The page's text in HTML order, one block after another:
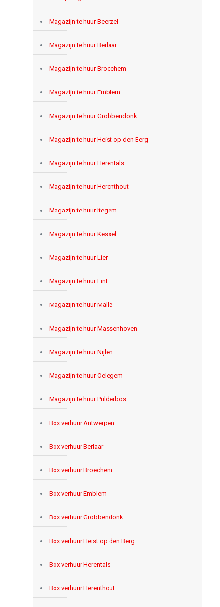
Magazijn te huur Beerzel
Magazijn te huur Berlaar
Magazijn te huur Broechem
Magazijn te huur Emblem
Magazijn te huur Grobbendonk
Magazijn te huur Heist op den Berg
Magazijn te huur Herentals
Magazijn te huur Herenthout
Magazijn te huur Itegem
Magazijn te huur Kessel
Magazijn te huur Lier
Magazijn te huur Lint
Magazijn te huur Malle
Magazijn te huur Massenhoven
Magazijn te huur Nijlen
Magazijn te huur Oelegem
Magazijn te huur Pulderbos
Box verhuur Antwerpen
Box verhuur Berlaar
Box verhuur Broechem
Box verhuur Emblem
Box verhuur Grobbendonk
Box verhuur Heist op den Berg
Box verhuur Herentals
Box verhuur Herenthout